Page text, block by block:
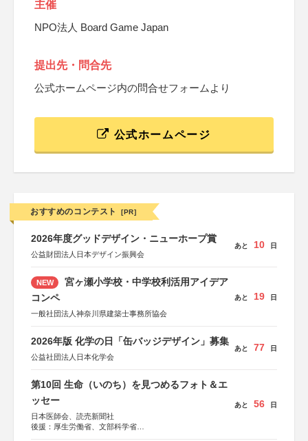
主催
NPO法人 Board Game Japan
提出先・問合先
公式ホームページ内の問合せフォームより
公式ホームページ
おすすめのコンテスト [PR]
2026年度グッドデザイン・ニューホープ賞
公益財団法人日本デザイン振興会
あと 10 日
NEW
宮ヶ瀬小学校・中学校利活用アイデア
コンペ
一般社団法人神奈川県建築士事務所協会
あと 19 日
2026年版 化学の日「缶バッジデザイン」募集
公益社団法人日本化学会
あと 77 日
第10回 生命（いのち）を見つめるフォト＆エ
ッセー
日本医師会、読売新聞社
後援：厚生労働省、文部科学省
あと 56 日